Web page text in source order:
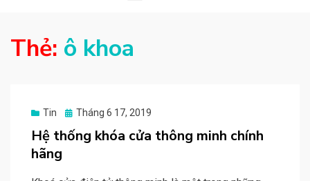
Thẻ: ô khoa
Tin
Posted
on
Tháng 6 17, 2019
Hệ thống khóa cửa thông minh chính
hãng